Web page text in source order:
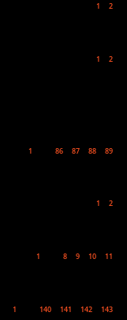
1 2
1 2
1 86 87 88 89
1 2
1 8 9 10 11
1 140 141 142 143